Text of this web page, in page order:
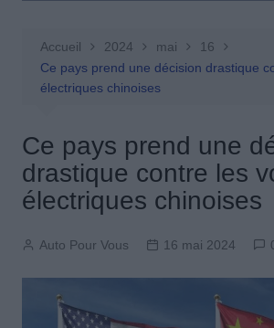
Accueil 2024 mai
16
Ce pays prend une décision drastique
électriques chinoises
Ce pays prend une
drastique contre les
électriques chinoises
Auto Pour Vous 16 mai 2024